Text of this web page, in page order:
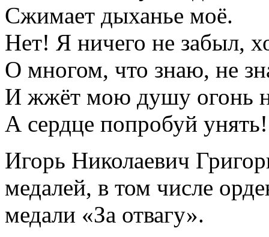
Сжимает дыханье моё.
Нет! Я ничего не забыл,
О многом, что знаю, не
И жжёт мою душу огонь
А сердце попробуй унять!
Игорь Николаевич
медалей, в том числе
медали «За отвагу».